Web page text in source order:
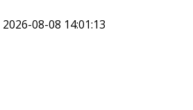
2026-08-08 14:01:13